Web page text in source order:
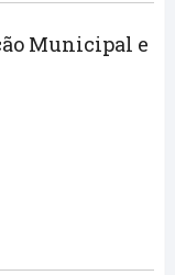
Municipal e